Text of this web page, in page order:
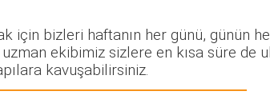
için bizleri haftanın her günü, günün
ekibimiz sizlere en kısa süre de
kavuşabilirsiniz.